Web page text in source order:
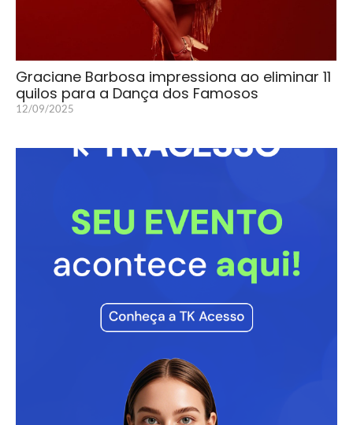
Graciane Barbosa impressiona ao eliminar 11
quilos para a Dança dos Famosos
12/09/2025